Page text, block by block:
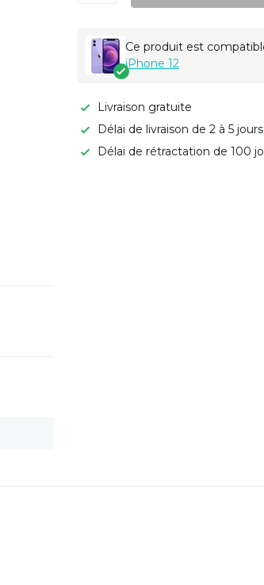
Ce produit est
iPhone 12
Livraison gratuite
Délai de livraison de 2 à 5
Délai de rétractation de 100